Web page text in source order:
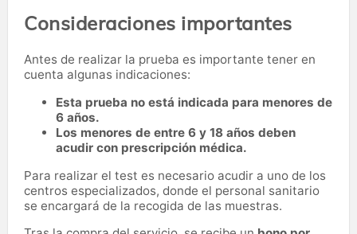
Consideraciones importantes
Antes de realizar la prueba es importante tener en
cuenta algunas indicaciones:
Esta prueba no está indicada para menores de
6 años.
Los menores de entre 6 y 18 años deben
acudir con prescripción médica.
Para realizar el test es necesario acudir a uno de los
centros especializados, donde el personal sanitario
se encargará de la recogida de las muestras.